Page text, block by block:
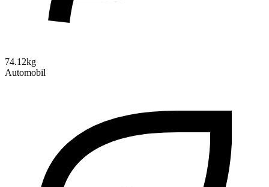
74.12kg
Automobil